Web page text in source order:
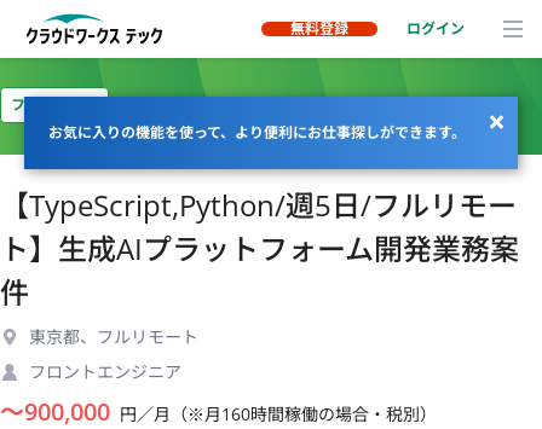
無料登録 ログイン
お気に入りの機能を使って、より便利にお仕事探しができます。
フルリモート
【TypeScript,Python/週5日/フルリモー
ト】生成AIプラットフォーム開発業務案
件
東京都、フルリモート
フロントエンジニア
〜900,000 円／月（※月160時間稼働の場合・税別）